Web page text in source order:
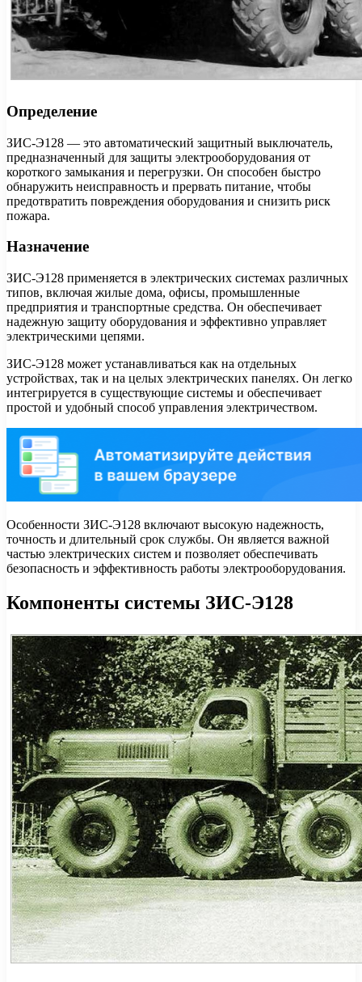
Определение
ЗИС-Э128 — это автоматический защитный выключатель,
предназначенный для защиты электрооборудования от
короткого замыкания и перегрузки. Он способен быстро
обнаружить неисправность и прервать питание, чтобы
предотвратить повреждения оборудования и снизить риск
пожара.
Назначение
ЗИС-Э128 применяется в электрических системах различных
типов, включая жилые дома, офисы, промышленные
предприятия и транспортные средства. Он обеспечивает
надежную защиту оборудования и эффективно управляет
электрическими цепями.
ЗИС-Э128 может устанавливаться как на отдельных
устройствах, так и на целых электрических панелях. Он легко
интегрируется в существующие системы и обеспечивает
простой и удобный способ управления электричеством.
Особенности ЗИС-Э128 включают высокую надежность,
точность и длительный срок службы. Он является важной
частью электрических систем и позволяет обеспечивать
безопасность и эффективность работы электрооборудования.
Компоненты системы ЗИС-Э128